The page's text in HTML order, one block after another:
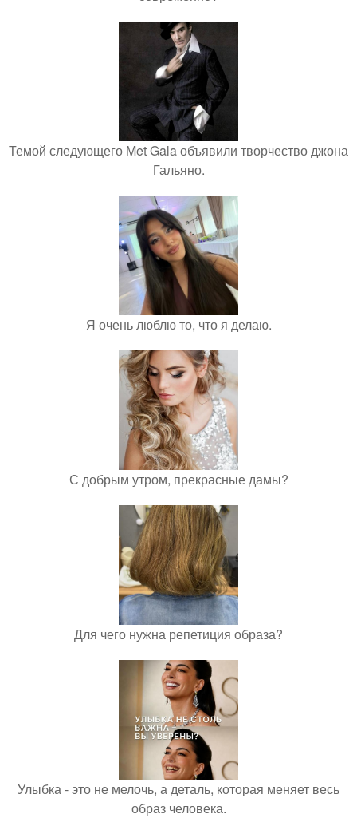
Темой следующего Met Gala объявили творчество джона
Гальяно.
Я очень люблю то, что я делаю.
С добрым утром, прекрасные дамы?
Для чего нужна репетиция образа?
Улыбка - это не мелочь, а деталь, которая меняет весь
образ человека.